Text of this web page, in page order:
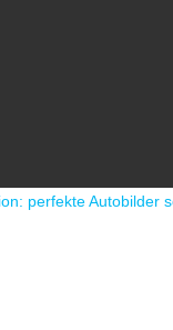
heute in der
Toyota Deutschland
immer weiter
den